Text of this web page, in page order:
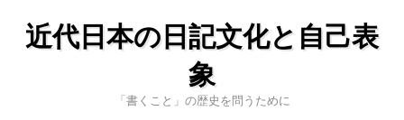
近代日本の日記文化と自己表
象
「書くこと」の歴史を問うために